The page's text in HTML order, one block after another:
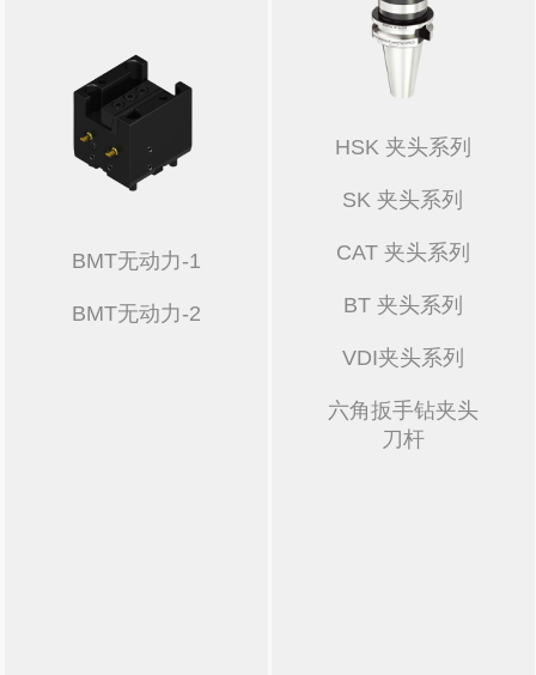
BMT无动力-1
BMT无动力-2
HSK 夹头系列
SK 夹头系列
CAT 夹头系列
BT 夹头系列
VDI夹头系列
六角扳手钻夹头
刀杆